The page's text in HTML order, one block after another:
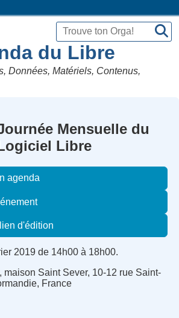
du Libre
Données, Matériels, Contenus,
Mensuelle du
Libre
agenda
d'édition
2019 de 14h00 à 18h00.
maison Saint Sever, 10-12 rue Saint-
France